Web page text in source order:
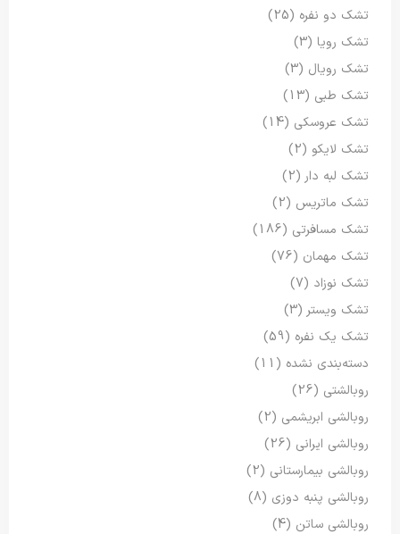
تشک دو نفره (25)
تشک رویا (3)
تشک رویال (3)
تشک طبی (13)
تشک عروسکی (14)
تشک لایکو (2)
تشک لبه دار(2)
تشک ماتریس (2)
تشک مسافرتی (186)
تشک مهمان (76)
تشک نوزاد (7)
تشک ویستر(3)
تشک یک نفره (59)
دسته‌بندی نشده (11)
روبالشتی (26)
روبالشی ابریشمی (2)
روبالشی ایرانی (26)
روبالشی بیمارستانی (2)
روبالشی پنبه دوزی (8)
روبالشی ساتن (4)